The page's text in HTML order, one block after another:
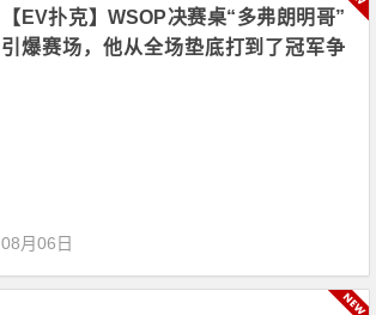
【EV扑克】WSOP决赛桌“多弗朗明哥”
引爆赛场，他从全场垫底打到了冠军争
08月06日